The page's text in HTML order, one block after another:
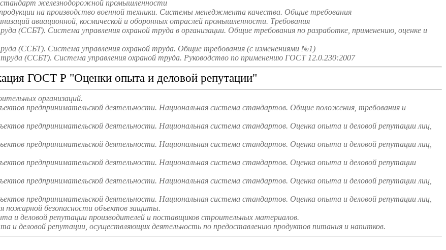
железнодорожной промышленности
на производство военной техники. Системы менеджмента качества. Общие требования
авиационной, космической и оборонных отраслей промышленности. Требования
(ССБТ). Система управления охраной труда в организации. Общие требования по разработке, применению, оценке и
(ССБТ). Система управления охраной труда. Общие требования (с изменениями №1)
(ССБТ). Система управления охраной труда. Руководство по применению ГОСТ 12.0.230:2007
ГОСТ Р "Оценки опыта и деловой репутации"
организаций.
предпринимательской деятельности. Национальная система стандартов. Общие положения, требования и
предпринимательской деятельности. Национальная система стандартов. Оценка опыта и деловой репутации лиц,
предпринимательской деятельности. Национальная система стандартов. Оценка опыта и деловой репутации лиц,
предпринимательской деятельности. Национальная система стандартов. Оценка опыта и деловой репутации
предпринимательской деятельности. Национальная система стандартов. Оценка опыта и деловой репутации лиц,
предпринимательской деятельности. Национальная система стандартов. Оценка опыта и деловой репутации лиц,
пожарной безопасности объектов защиты.
и деловой репутации производителей и поставщиков строительных материалов.
и деловой репутации, осуществляющих деятельность по предоставлению продуктов питания и напитков.